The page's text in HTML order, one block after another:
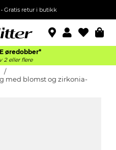
Gratis retur i butikk
øredobber*
2 eller flere
med blomst og zirkonia-